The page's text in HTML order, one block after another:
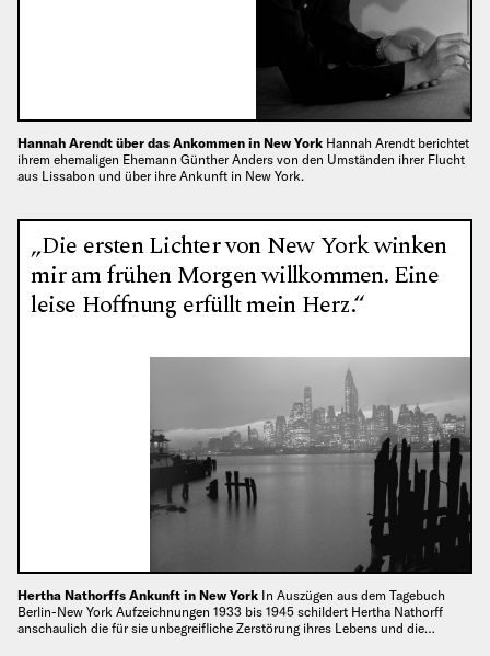
Hannah Arendt über das Ankommen in New York Hannah Arendt berichtet
ihrem ehemaligen Ehemann Günther Anders von den Umständen ihrer Flucht
aus Lissabon und über ihre Ankunft in New York.
„Die ersten Lichter von New York winken
mir am frühen Morgen willkommen. Eine
leise Hoffnung erfüllt mein Herz.“
Hertha Nathorffs Ankunft in New York In Auszügen aus dem Tagebuch
Berlin-New York Aufzeichnungen 1933 bis 1945 schildert Hertha Nathorff
anschaulich die für sie unbegreifliche Zerstörung ihres Lebens und die…